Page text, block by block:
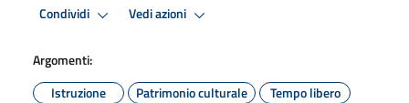
Condividi Vedi azioni
Argomenti:
Istruzione
Patrimonio culturale Tempo libero